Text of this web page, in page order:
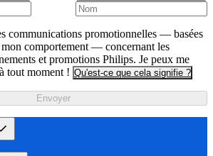
communications promotionnelles — basées
mon comportement — concernant les
et promotions Philips. Je peux me
tout moment ! Qu'est-ce que cela signifie ?
Envoyer